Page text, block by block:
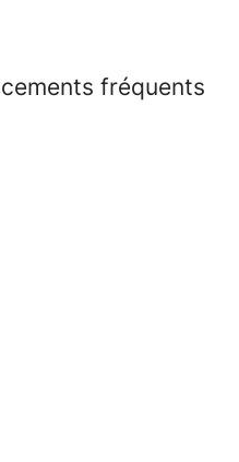
fréquents